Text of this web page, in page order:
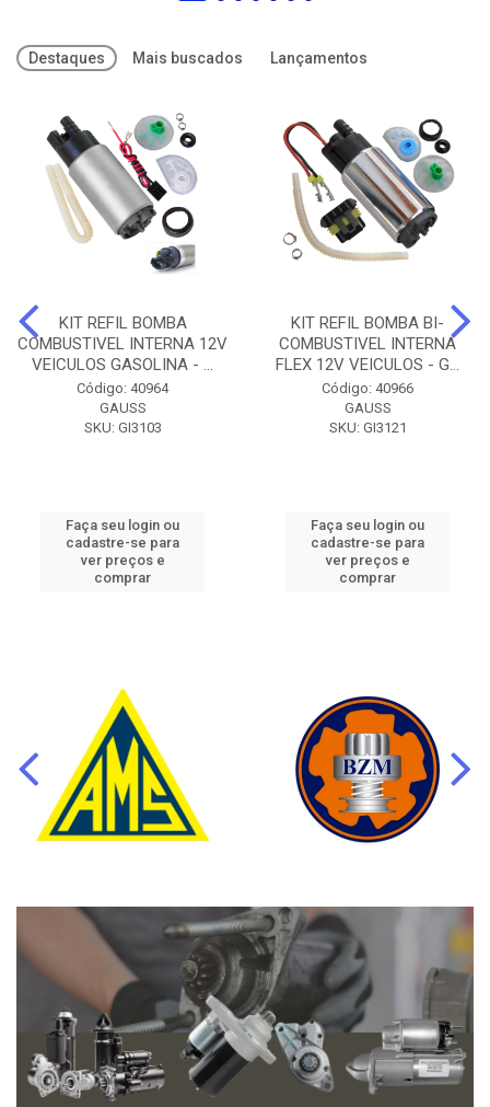
Destaques Mais buscados Lançamentos
KIT REFIL BOMBA
COMBUSTIVEL INTERNA 12V
VEICULOS GASOLINA - ...
Código: 40964
GAUSS
SKU: GI3103
Faça seu login ou
cadastre-se para
ver preços e
comprar
KIT REFIL BOMBA BI-
COMBUSTIVEL INTERNA
FLEX 12V VEICULOS - G...
Código: 40966
GAUSS
SKU: GI3121
Faça seu login ou
cadastre-se para
ver preços e
comprar